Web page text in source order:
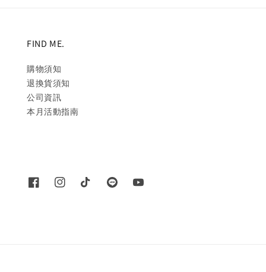
FIND ME.
購物須知
退換貨須知
公司資訊
本月活動指南